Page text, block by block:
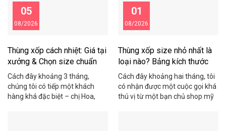
05
08/2026
Thùng xốp cách nhiệt: Giá tại
xưởng & Chọn size chuẩn
2026
Cách đây khoảng 3 tháng,
chúng tôi có tiếp một khách
hàng khá đặc biệt – chị Hoa,
01
08/2026
Thùng xốp size nhỏ nhất là
loại nào? Bảng kích thước
chuẩn
Cách đây khoảng hai tháng, tôi
có nhận được một cuộc gọi khá
thú vị từ một bạn chủ shop mỹ